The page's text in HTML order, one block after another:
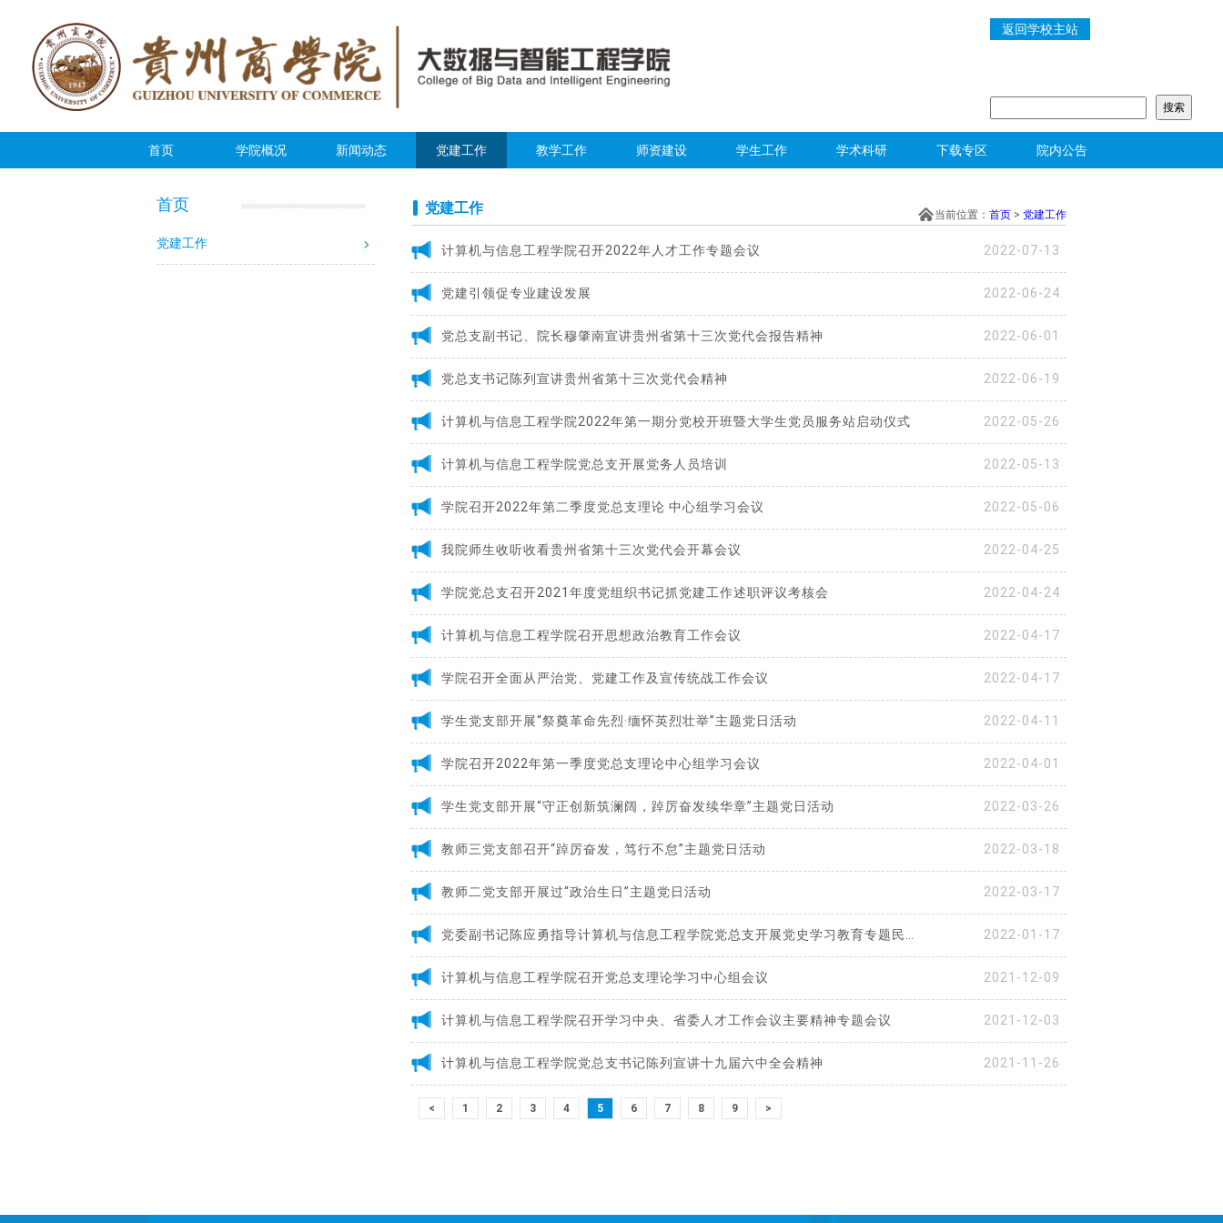
返回学校主站
首页 学院概况 新闻动态 党建工作 教学工作 师资建设 学生工作 学术科研 下载专区 院内公告
首页
党建工作
党建工作 当前位置： 首页 > 党建工作
计算机与信息工程学院召开2022年人才工作专题会议 2022-07-13
党建引领促专业建设发展 2022-06-24
党总支副书记、院长穆肇南宣讲贵州省第十三次党代会报告精神 2022-06-01
党总支书记陈列宣讲贵州省第十三次党代会精神 2022-06-19
计算机与信息工程学院2022年第一期分党校开班暨大学生党员服务站启动仪式 2022-05-26
计算机与信息工程学院党总支开展党务人员培训 2022-05-13
学院召开2022年第二季度党总支理论 中心组学习会议 2022-05-06
我院师生收听收看贵州省第十三次党代会开幕会议 2022-04-25
学院党总支召开2021年度党组织书记抓党建工作述职评议考核会 2022-04-24
计算机与信息工程学院召开思想政治教育工作会议 2022-04-17
学院召开全面从严治党、党建工作及宣传统战工作会议 2022-04-17
学生党支部开展“祭奠革命先烈·缅怀英烈壮举”主题党日活动 2022-04-11
学院召开2022年第一季度党总支理论中心组学习会议 2022-04-01
学生党支部开展“守正创新筑澜阔，踔厉奋发续华章”主题党日活动 2022-03-26
教师三党支部召开“踔厉奋发，笃行不怠”主题党日活动 2022-03-18
教师二党支部开展过“政治生日”主题党日活动 2022-03-17
2022-01-17
计算机与信息工程学院召开党总支理论学习中心组会议 2021-12-09
计算机与信息工程学院召开学习中央、省委人才工作会议主要精神专题会议 2021-12-03
计算机与信息工程学院党总支书记陈列宣讲十九届六中全会精神 2021-11-26
< 1 2 3 4 5 6 7 8 9 >